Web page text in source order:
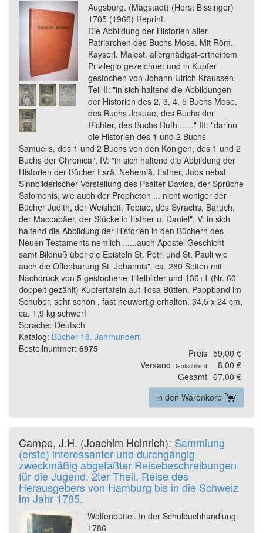
Augsburg. (Magstadt) (Horst Bissinger)
1705 (1966) Reprint.
Die Abbildung der Historien aller
Patriarchen des Buchs Mose. Mit Röm.
Kayserl. Majest. allergnädigst-ertheiltem
Privilegio gezeichnet und in Kupfer
gestochen von Johann Ulrich Kraussen.
Teil II: "in sich haltend die Abbildungen
der Historien des 2, 3, 4, 5 Buchs Mose,
des Buchs Josuae, des Buchs der
Richter, des Buchs Ruth......." III: "darinn
die Historien des 1 und 2 Buchs
Samuelis, des 1 und 2 Buchs von den Königen, des 1 und 2
Buchs der Chronica". IV: "in sich haltend die Abbildung der
Historien der Bücher Esrä, Nehemiä, Esther, Jobs nebst
Sinnbilderischer Vorstellung des Psalter Davids, der Sprüche
Salomonis, wie auch der Propheten ... nicht weniger der
Bücher Judith, der Weisheit, Tobiae, des Syrachs, Baruch,
der Maccabäer, der Stücke in Esther u. Daniel". V: in sich
haltend die Abbildung der Historien in den Büchern des
Neuen Testaments nemlich ......auch Apostel Geschicht
samt Bildnuß über die Episteln St. Petri und St. Pauli wie
auch die Offenbarung St. Johannis". ca. 280 Seiten mit
Nachdruck von 5 gestochene Titelbilder und 136+1 (Nr. 60
doppelt gezählt) Kupfertafeln auf Tosa Bütten. Pappband im
Schuber, sehr schön , fast neuwertig erhalten. 34,5 x 24 cm,
ca. 1,9 kg schwer!
Sprache: Deutsch
Katalog: Bücher 18. Jahrhundert
Bestellnummer: 6975 Preis 59,00 €
Versand Deutschland
8,00 €
Gesamt 67,00 €
in den Warenkorb
Campe, J.H. (Joachim Heinrich): Sammlung
(erste) interessanter und durchgängig
zweckmäßig abgefaßter Reisebeschreibungen
für die Jugend. 2ter Theil. Reise des
Herausgebers von Hamburg bis in die Schweiz
im Jahr 1785.
Wolfenbüttel. In der Schulbuchhandlung.
1786